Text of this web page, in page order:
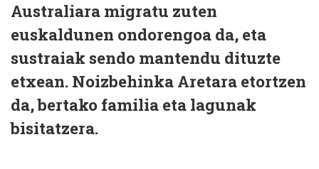
Australiara migratu zuten
euskaldunen ondorengoa da, eta
sustraiak sendo mantendu dituzte
etxean. Noizbehinka Aretara etortzen
da, bertako familia eta lagunak
bisitatzera.